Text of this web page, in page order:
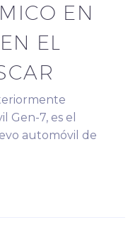
EN
EL
Gen-7, es el
automóvil de